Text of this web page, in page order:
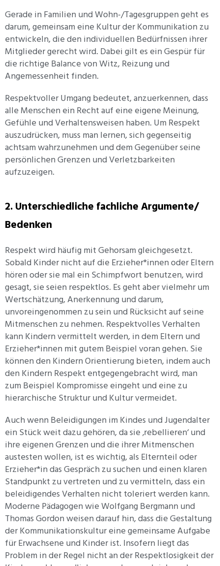
Gerade in Familien und Wohn-/Tagesgruppen geht es
darum, gemeinsam eine Kultur der Kommunikation zu
entwickeln, die den individuellen Bedürfnissen ihrer
Mitglieder gerecht wird. Dabei gilt es ein Gespür für
die richtige Balance von Witz, Reizung und
Angemessenheit finden.
Respektvoller Umgang bedeutet, anzuerkennen, dass
alle Menschen ein Recht auf eine eigene Meinung,
Gefühle und Verhaltensweisen haben. Um Respekt
auszudrücken, muss man lernen, sich gegenseitig
achtsam wahrzunehmen und dem Gegenüber seine
persönlichen Grenzen und Verletzbarkeiten
aufzuzeigen.
2. Unterschiedliche fachliche Argumente/
Bedenken
Respekt wird häufig mit Gehorsam gleichgesetzt.
Sobald Kinder nicht auf die Erzieher*innen oder Eltern
hören oder sie mal ein Schimpfwort benutzen, wird
gesagt, sie seien respektlos. Es geht aber vielmehr um
Wertschätzung, Anerkennung und darum,
unvoreingenommen zu sein und Rücksicht auf seine
Mitmenschen zu nehmen. Respektvolles Verhalten
kann Kindern vermittelt werden, in dem Eltern und
Erzieher*innen mit gutem Beispiel voran gehen. Sie
können den Kindern Orientierung bieten, indem auch
den Kindern Respekt entgegengebracht wird, man
zum Beispiel Kompromisse eingeht und eine zu
hierarchische Struktur und Kultur vermeidet.
Auch wenn Beleidigungen im Kindes und Jugendalter
ein Stück weit dazu gehören, da sie ‚rebellieren‘ und
ihre eigenen Grenzen und die ihrer Mitmenschen
austesten wollen, ist es wichtig, als Elternteil oder
Erzieher*in das Gespräch zu suchen und einen klaren
Standpunkt zu vertreten und zu vermitteln, dass ein
beleidigendes Verhalten nicht toleriert werden kann.
Moderne Pädagogen wie Wolfgang Bergmann und
Thomas Gordon weisen darauf hin, dass die Gestaltung
der Kommunikationskultur eine gemeinsame Aufgabe
für Erwachsene und Kinder ist. Insofern liegt das
Problem in der Regel nicht an der Respektlosigkeit der